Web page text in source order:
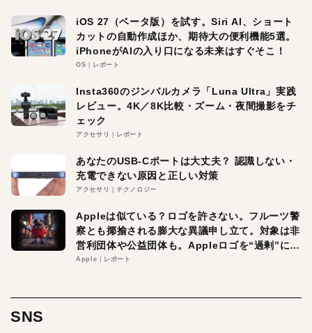
iOS 27（ベータ版）を試す。Siri AI、ショート
カットの自動作成ほか、期待大の便利機能5選。
iPhoneがAIの入り口になる未来はすぐそこ！
OS レポート
Insta360のジンバルカメラ「Luna Ultra」実践
レビュー。4K／8K比較・ズーム・夜間撮影をチ
ェック
アクセサリ レポート
あなたのUSB-Cポートは大丈夫？ 認識しない・
充電できない原因と正しい対策
アクセサリ テクノロジー
Appleは似ている？ロゴを許さない。フルーツ警
察とも揶揄される膨大な異議申し立て。対象は非
営利団体や公益団体も。Appleロゴを“過剰”に守
る理由とは
Apple レポート
SNS